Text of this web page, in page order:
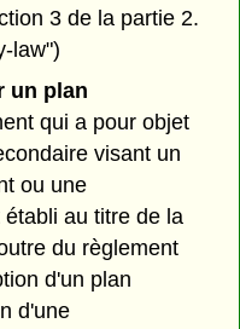
3 de la partie 2.
law")
un plan
qui a pour objet
visant un
ou une
au titre de la
du règlement
d'un plan
d'une